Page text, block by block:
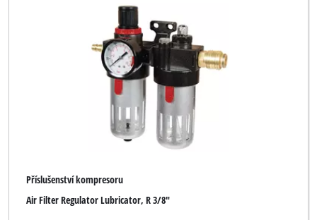
Příslušenství kompresoru
Air Filter Regulator Lubricator, R 3/8"